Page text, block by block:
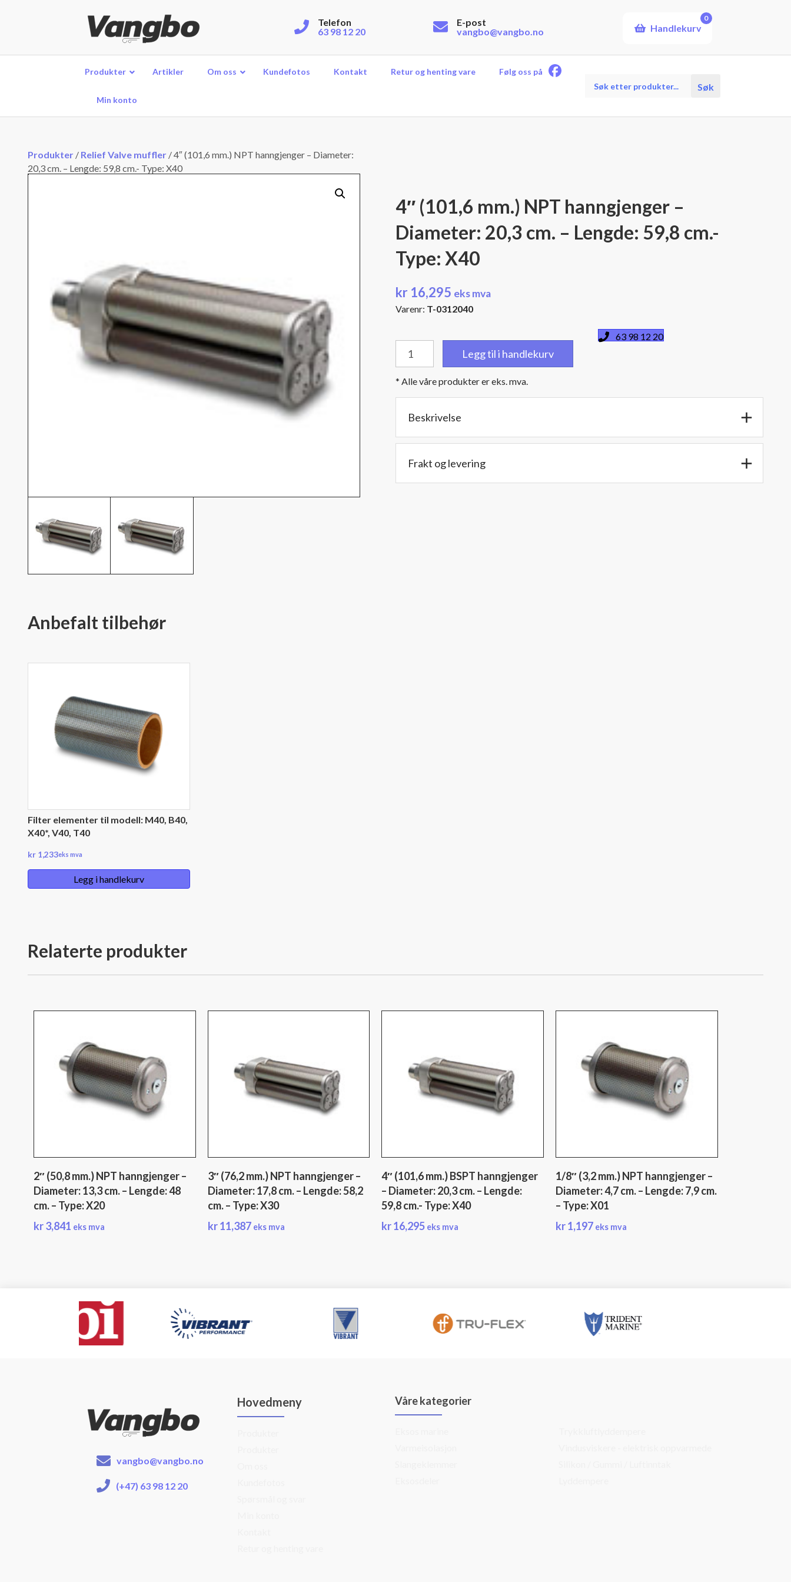
Telefon
63 98 12 20
E-post
vangbo@vangbo.no
Handlekurv
0
Produkter Artikler Om oss Kundefotos Kontakt Retur og henting vare Følg oss på
Min konto
search
Søk
Produkter / Relief Valve muffler /4″ (101,6 mm.) NPT hanngjenger – Diameter:
20,3 cm. – Lengde: 59,8 cm.- Type: X40
4″ (101,6 mm.) NPT hanngjenger –
Diameter: 20,3 cm. – Lengde: 59,8 cm.-
Type: X40
kr 16,295 eks mva
Varenr: T-0312040
(101,6
NPT
hanngjenger
20,3
Lengde:
Legg til i handlekurv
* Alle våre produkter er eks. mva.
63 98 12 20
Beskrivelse
Frakt og levering
Anbefalt tilbehør
Filter elementer til modell: M40, B40,
X40*, V40, T40
kr 1,233eks mva
Legg i handlekurv
Relaterte produkter
2″ (50,8 mm.) NPT hanngjenger –
Diameter: 13,3 cm. – Lengde: 48
cm. – Type: X20
kr3,841 eks mva
3″ (76,2 mm.) NPT hanngjenger –
Diameter: 17,8 cm. – Lengde: 58,2
cm. – Type: X30
kr11,387 eks mva
4″ (101,6 mm.) BSPT hanngjenger
– Diameter: 20,3 cm. – Lengde:
59,8 cm.- Type: X40
kr16,295 eks mva
1/8″ (3,2 mm.) NPT hanngjenger –
Diameter: 4,7 cm. – Lengde: 7,9 cm.
– Type: X01
kr1,197 eks mva
vangbo@vangbo.no
(+47) 63 98 12 20
Hovedmeny Våre kategorier